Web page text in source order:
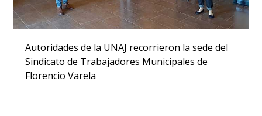
Autoridades de la UNAJ recorrieron la sede del
Sindicato de Trabajadores Municipales de
Florencio Varela